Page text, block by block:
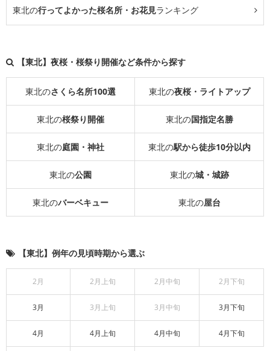
東北の行ってよかった桜名所・お花見ランキング
【東北】夜桜・桜祭り開催など条件から探す
東北のさくら名所100選 東北の夜桜・ライトアップ
東北の桜祭り開催 東北の国指定名勝
東北の庭園・神社 東北の駅から徒歩10分以内
東北の公園 東北の城・城跡
東北のバーベキュー 東北の屋台
【東北】例年の見頃時期から選ぶ
2月 2月上旬 2月中旬 2月下旬
3月 3月上旬 3月中旬 3月下旬
4月 4月上旬 4月中旬 4月下旬